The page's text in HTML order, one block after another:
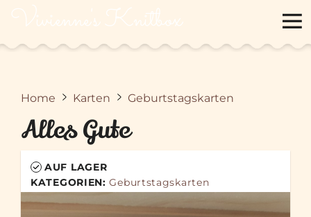
Vivienne's Knitbox
Home Karten Geburtstagskarten
Alles Gute
AUF LAGER
KATEGORIEN:Geburtstagskarten